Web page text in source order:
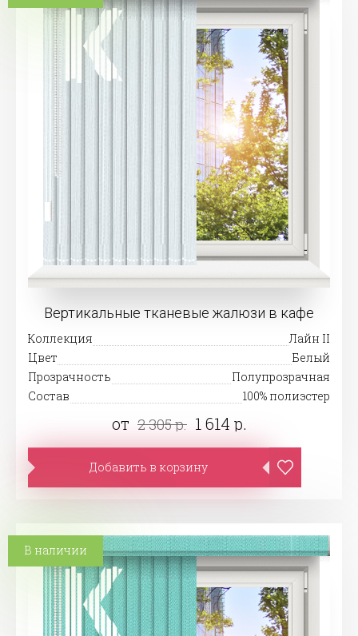
Вертикальные тканевые жалюзи в кафе
Коллекция
Лайн II
Цвет
Белый
Прозрачность
Полупрозрачная
Состав
100% полиэстер
от 2 305 р. 1 614 р.
Добавить в корзину
В наличии